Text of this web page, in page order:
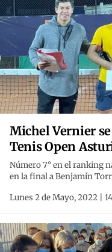
Michel Vernier
Tenis Open
Número 7° en el ranking
en la final a Benjamín
Lunes 2 de Mayo, 2022 |